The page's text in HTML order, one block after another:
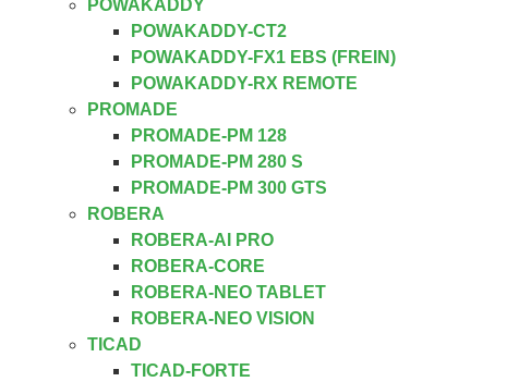
POWAKADDY
POWAKADDY-CT2
POWAKADDY-FX1 EBS (FREIN)
POWAKADDY-RX REMOTE
PROMADE
PROMADE-PM 128
PROMADE-PM 280 S
PROMADE-PM 300 GTS
ROBERA
ROBERA-AI PRO
ROBERA-CORE
ROBERA-NEO TABLET
ROBERA-NEO VISION
TICAD
TICAD-FORTE